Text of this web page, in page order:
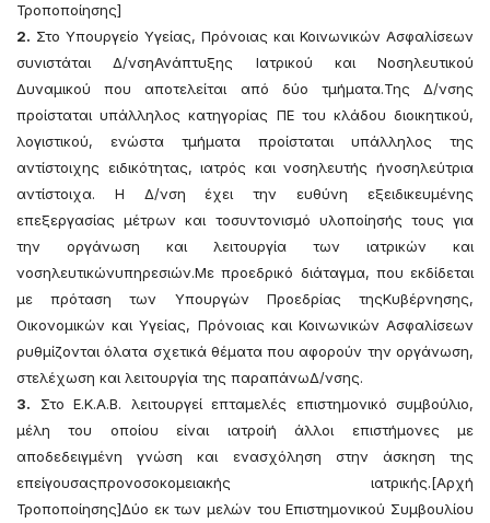
Τροποποίησης]
2. Στο Υπουργείο Υγείας, Πρόνοιας και Κοινωνικών Ασφαλίσεων
συνιστάται Δ/νσηΑνάπτυξης Ιατρικού και Νοσηλευτικού
Δυναμικού που αποτελείται από δύο τμήματα.Της Δ/νσης
προίσταται υπάλληλος κατηγορίας ΠΕ του κλάδου διοικητικού,
λογιστικού, ενώστα τμήματα προίσταται υπάλληλος της
αντίστοιχης ειδικότητας, ιατρός και νοσηλευτής ήνοσηλεύτρια
αντίστοιχα. Η Δ/νση έχει την ευθύνη εξειδικευμένης
επεξεργασίας μέτρων και τοσυντονισμό υλοποίησής τους για
την οργάνωση και λειτουργία των ιατρικών και
νοσηλευτικώνυπηρεσιών.Με προεδρικό διάταγμα, που εκδίδεται
με πρόταση των Υπουργών Προεδρίας τηςΚυβέρνησης,
Οικονομικών και Υγείας, Πρόνοιας και Κοινωνικών Ασφαλίσεων
ρυθμίζονται όλατα σχετικά θέματα που αφορούν την οργάνωση,
στελέχωση και λειτουργία της παραπάνωΔ/νσης.
3. Στο Ε.Κ.Α.Β. λειτουργεί επταμελές επιστημονικό συμβούλιο,
μέλη του οποίου είναι ιατροίή άλλοι επιστήμονες με
αποδεδειγμένη γνώση και ενασχόληση στην άσκηση της
επείγουσαςπρονοσοκομειακής ιατρικής.[Αρχή
Τροποποίησης]Δύο εκ των μελών του Επιστημονικού Συμβουλίου